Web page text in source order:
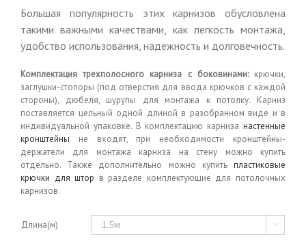
Большая популярность этих карнизов обусловлена
такими важными качествами, как легкость монтажа,
удобство использования, надежность и долговечность.
Комплектация трехполосного карниза с боковинами:крючки,
заглушки-стопоры (под отверстия для ввода крючков с каждой
стороны), дюбеля, шурупы для монтажа к потолку. Карниз
поставляется цельный одной длиной в разобранном виде и в
индивидуальной упаковке. В комплектацию карниза настенные
кронштейны не входят, при необходимости кронштейны-
держатели для монтажа карниза на стену можно купить
отдельно. Также дополнительно можно купить пластиковые
крючки для штор в разделе комплектующие для потолочных
карнизов.
Длина(м) 